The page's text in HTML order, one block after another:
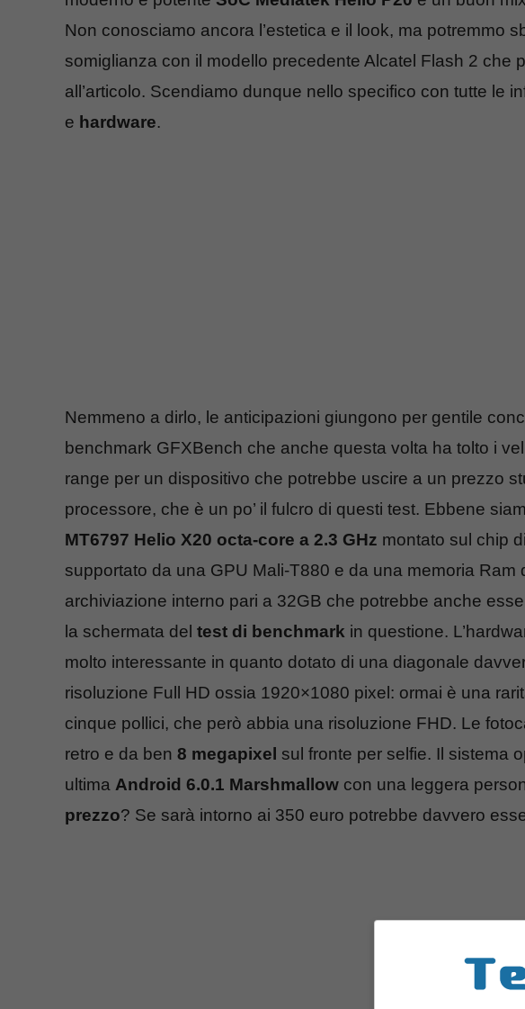
Non conosciamo ancora l’estetica e il look, ma potremmo
somiglianza con il modello precedente Alcatel Flash 2 che
all’articolo. Scendiamo dunque nello specifico con tutte le
e hardware.
Nemmeno a dirlo, le anticipazioni giungono per gentile
benchmark GFXBench che anche questa volta ha tolto i
range per un dispositivo che potrebbe uscire a un prezzo
processore, che è un po’ il fulcro di questi test. Ebbene
MT6797 Helio X20 octa-core a 2.3 GHz montato sul chip
supportato da una GPU Mali-T880 e da una memoria Ram
archiviazione interno pari a 32GB che potrebbe anche
la schermata del test di benchmark in questione.
molto interessante in quanto dotato di una diagonale
risoluzione Full HD ossia 1920×1080 pixel: ormai è una
cinque pollici, che però abbia una risoluzione FHD. Le
retro e da ben 8 megapixel sul fronte per selfie. Il sistema
ultima Android 6.0.1 Marshmallow con una leggera
prezzo? Se sarà intorno ai 350 euro potrebbe davvero